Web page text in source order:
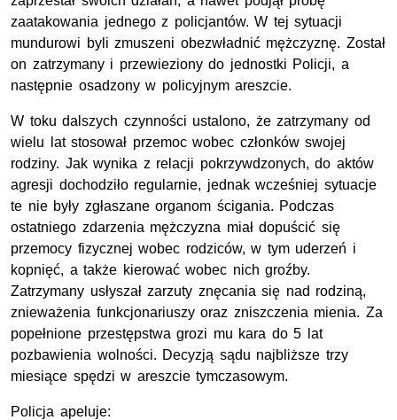
zaatakowania jednego z policjantów. W tej sytuacji
mundurowi byli zmuszeni obezwładnić mężczyznę. Został
on zatrzymany i przewieziony do jednostki Policji, a
następnie osadzony w policyjnym areszcie.
W toku dalszych czynności ustalono, że zatrzymany od
wielu lat stosował przemoc wobec członków swojej
rodziny. Jak wynika z relacji pokrzywdzonych, do aktów
agresji dochodziło regularnie, jednak wcześniej sytuacje
te nie były zgłaszane organom ścigania. Podczas
ostatniego zdarzenia mężczyzna miał dopuścić się
przemocy fizycznej wobec rodziców, w tym uderzeń i
kopnięć, a także kierować wobec nich groźby.
Zatrzymany usłyszał zarzuty znęcania się nad rodziną,
znieważenia funkcjonariuszy oraz zniszczenia mienia. Za
popełnione przestępstwa grozi mu kara do 5 lat
pozbawienia wolności. Decyzją sądu najbliższe trzy
miesiące spędzi w areszcie tymczasowym.
Policja apeluje: